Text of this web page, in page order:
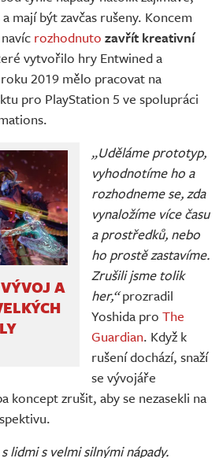
mají být zavčas rušeny. Koncem
rozhodnuto zavřít kreativní
vytvořilo hry Entwined a
2019 mělo pracovat na
pro PlayStation 5 ve spolupráci
A
„Uděláme prototyp,
vyhodnotíme ho a
rozhodneme se, zda
vynaložíme více času
a prostředků, nebo
ho prostě zastavíme.
Zrušili jsme tolik
her,“prozradil
Yoshida pro The
Guardian. Když k
rušení dochází, snaží
se vývojáře
koncept zrušit, aby se nezasekli na
lidmi s velmi silnými nápady.